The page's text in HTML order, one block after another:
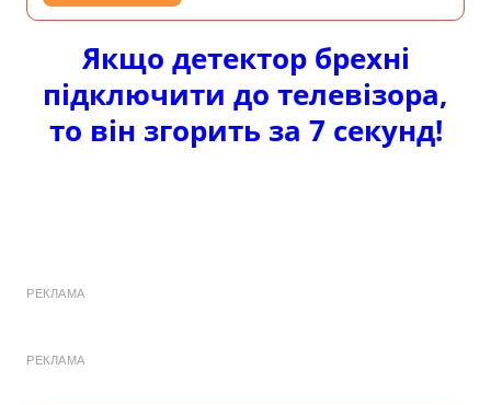
Якщо детектор брехні
підключити до телевізора,
то він згорить за 7 секунд!
РЕКЛАМА
РЕКЛАМА